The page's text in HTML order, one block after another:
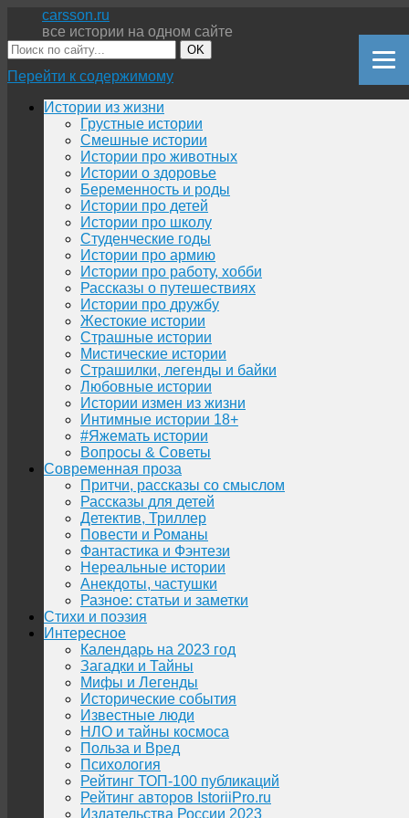
carsson.ru
все истории на одном сайте
OK
Перейти к содержимому
Истории из жизни
Грустные истории
Смешные истории
Истории про животных
Истории о здоровье
Беременность и роды
Истории про детей
Истории про школу
Студенческие годы
Истории про армию
Истории про работу, хобби
Рассказы о путешествиях
Истории про дружбу
Жестокие истории
Страшные истории
Мистические истории
Страшилки, легенды и байки
Любовные истории
Истории измен из жизни
Интимные истории 18+
#Яжемать истории
Вопросы & Советы
Современная проза
Притчи, рассказы со смыслом
Рассказы для детей
Детектив, Триллер
Повести и Романы
Фантастика и Фэнтези
Нереальные истории
Анекдоты, частушки
Разное: статьи и заметки
Стихи и поэзия
Интересное
Календарь на 2023 год
Загадки и Тайны
Мифы и Легенды
Исторические события
Известные люди
НЛО и тайны космоса
Польза и Вред
Психология
Рейтинг ТОП-100 публикаций
Рейтинг авторов IstoriiPro.ru
Издательства России 2023